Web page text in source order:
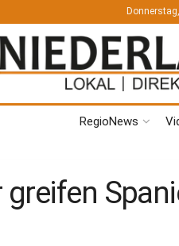
RegioNews